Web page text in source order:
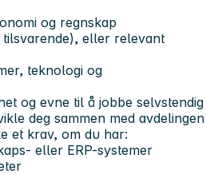
og regnskap
eller relevant
teknologi og
og evne til å jobbe selvstendig
deg sammen med avdelingen
et krav, om du har:
eller ERP-systemer